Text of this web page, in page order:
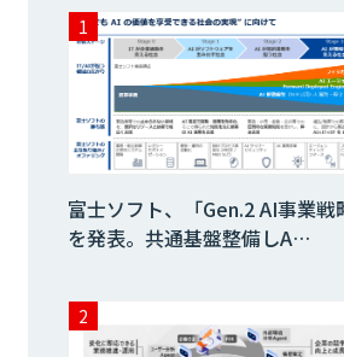
富士ソフト、「Gen.2 AI事業戦
を発表。共通基盤整備しA…